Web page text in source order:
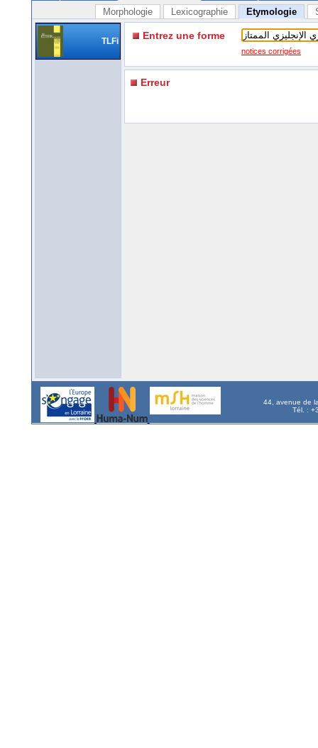
Morphologie Lexicographie Etymologie
TLFi Entrez une forme
notices corrigées
Erreur
44, avenue de
Tél. :